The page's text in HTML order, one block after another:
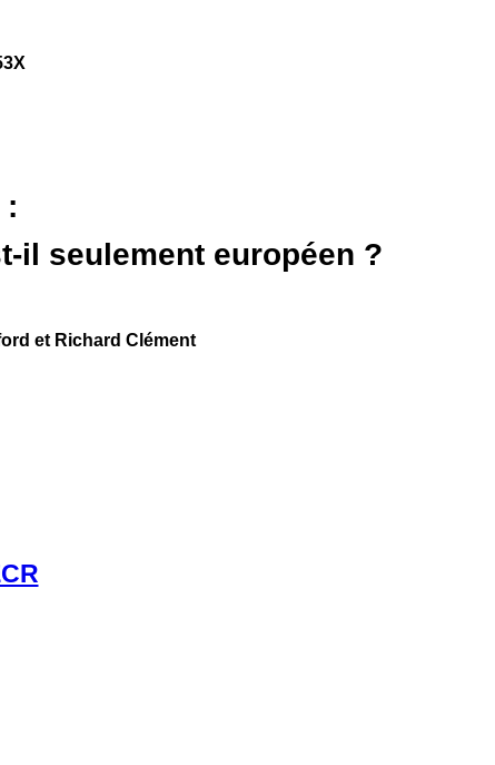
:
il seulement européen ?
et Richard Clément